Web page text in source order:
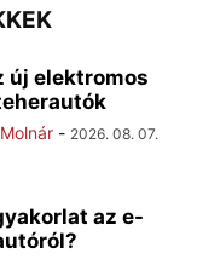
új elektromos
- 2026. 08. 07.
az e-